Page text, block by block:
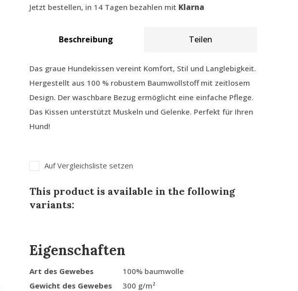
Jetzt bestellen, in 14 Tagen bezahlen mit Klarna
Beschreibung Teilen
Das graue Hundekissen vereint Komfort, Stil und Langlebigkeit.
Hergestellt aus 100 % robustem Baumwollstoff mit zeitlosem
Design. Der waschbare Bezug ermöglicht eine einfache Pflege.
Das Kissen unterstützt Muskeln und Gelenke. Perfekt für Ihren
Hund!
Auf Vergleichsliste setzen
This product is available in the following
variants:
Eigenschaften
Art des Gewebes
100% baumwolle
Gewicht des Gewebes
300 g/m²